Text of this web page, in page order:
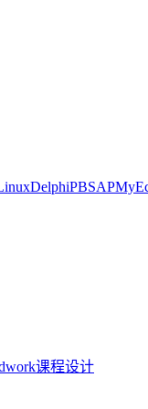
DelphiPBSAP
课程设计